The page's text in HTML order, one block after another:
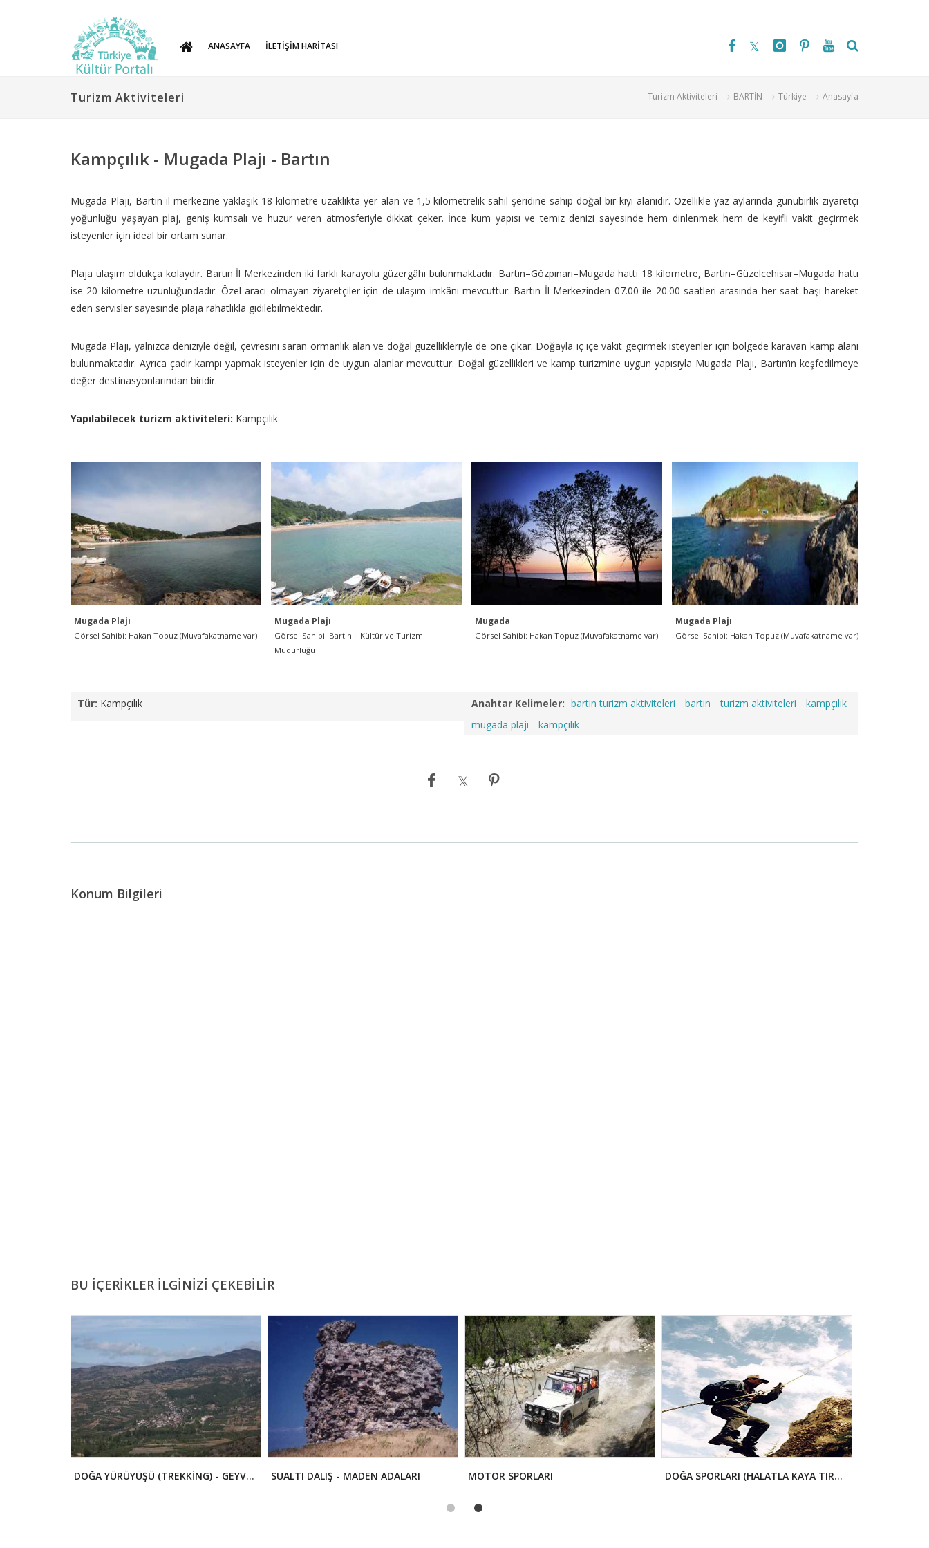
ANASAYFA İLETİŞİM HARİTASI
Turizm Aktiviteleri BARTİN Türkiye Anasayfa
Turizm Aktiviteleri
Kampçılık - Mugada Plajı - Bartın
Mugada Plajı, Bartın il merkezine yaklaşık 18 kilometre uzaklıkta yer alan ve 1,5 kilometrelik sahil şeridine sahip doğal bir kıyı alanıdır. Özellikle yaz aylarında günübirlik ziyaretçi
yoğunluğu yaşayan plaj, geniş kumsalı ve huzur veren atmosferiyle dikkat çeker. İnce kum yapısı ve temiz denizi sayesinde hem dinlenmek hem de keyifli vakit geçirmek
isteyenler için ideal bir ortam sunar.
Plaja ulaşım oldukça kolaydır. Bartın İl Merkezinden iki farklı karayolu güzergâhı bulunmaktadır. Bartın–Gözpınarı–Mugada hattı 18 kilometre, Bartın–Güzelcehisar–Mugada hattı
ise 20 kilometre uzunluğundadır. Özel aracı olmayan ziyaretçiler için de ulaşım imkânı mevcuttur. Bartın İl Merkezinden 07.00 ile 20.00 saatleri arasında her saat başı hareket
eden servisler sayesinde plaja rahatlıkla gidilebilmektedir.
Mugada Plajı, yalnızca deniziyle değil, çevresini saran ormanlık alan ve doğal güzellikleriyle de öne çıkar. Doğayla iç içe vakit geçirmek isteyenler için bölgede karavan kamp alanı
bulunmaktadır. Ayrıca çadır kampı yapmak isteyenler için de uygun alanlar mevcuttur. Doğal güzellikleri ve kamp turizmine uygun yapısıyla Mugada Plajı, Bartın’ın keşfedilmeye
değer destinasyonlarından biridir.
Yapılabilecek turizm aktiviteleri: Kampçılık
Mugada Plajı
Görsel Sahibi: Hakan Topuz (Muvafakatname var)
Mugada Plajı
Görsel Sahibi: Bartın İl Kültür ve Turizm
Müdürlüğü
Mugada
Görsel Sahibi: Hakan Topuz (Muvafakatname var)
Mugada Plajı
Görsel Sahibi: Hakan Topuz (Muvafakatname var)
Tür: Kampçılık Anahtar Kelimeler: bartin turizm aktiviteleri bartın turizm aktiviteleri
kampçılık
mugada plajı
kampçılık
Konum Bilgileri
BU İÇERİKLER İLGİNİZİ ÇEKEBİLİR
DOĞA YÜRÜYÜŞÜ (TREKKİNG) - GEYVE, MELEKŞEORUÇ VE KIRCA YAYLASI SUALTI DALIŞ - MADEN ADALARI MOTOR SPORLARI DOĞA SPORLARI (HALATLA KAYA TIRMANIŞI)